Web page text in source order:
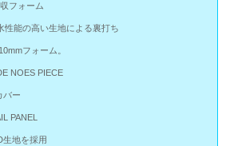
フォーム
性能の高い生地による裏打ち
フォーム。
NOES PIECE
バー
PANEL
生地を採用